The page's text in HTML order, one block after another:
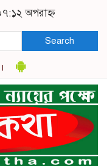
অপরাহ্ন
Search